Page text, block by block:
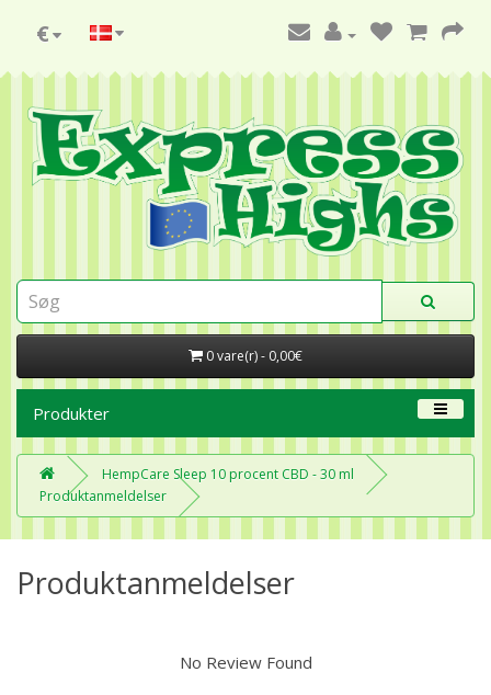
€
0 vare(r) - 0,00€
Produkter
HempCare Sleep 10 procent CBD - 30 ml
Produktanmeldelser
Produktanmeldelser
No Review Found